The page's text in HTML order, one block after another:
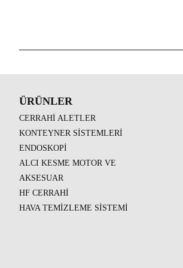
ÜRÜNLER
CERRAHI ALETLER
KONTEYNER SISTEMLERI
ENDOSKOPI
ALCI KESME MOTOR VE
AKSESUAR
HF CERRAHI
HAVA TEMIZLEME SISTEMI